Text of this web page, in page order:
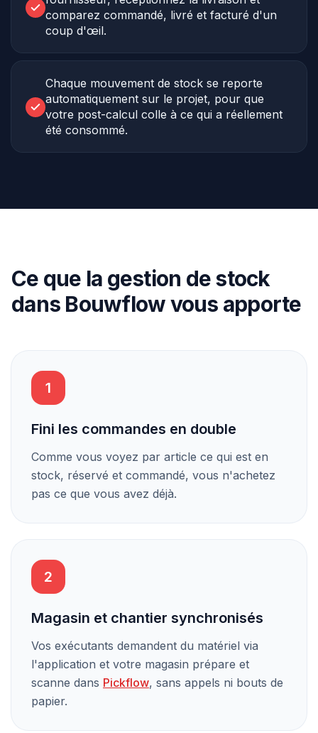
comparez commandé, livré et facturé d'un
coup d'œil.
Chaque mouvement de stock se reporte
automatiquement sur le projet, pour que
votre post-calcul colle à ce qui a réellement
été consommé.
Ce que la gestion de stock
dans Bouwflow vous apporte
1
Fini les commandes en double
Comme vous voyez par article ce qui est en
stock, réservé et commandé, vous n'achetez
pas ce que vous avez déjà.
2
Magasin et chantier synchronisés
Vos exécutants demandent du matériel via
l'application et votre magasin prépare et
scanne dans Pickflow, sans appels ni bouts de
papier.